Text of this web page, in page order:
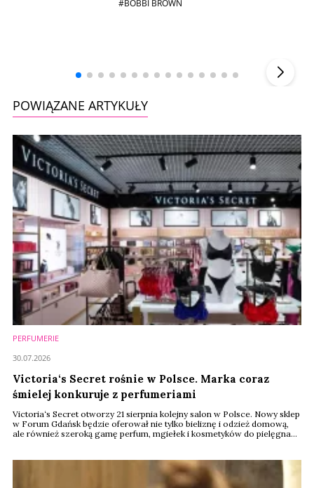
#BOBBI BROWN
POWIĄZANE ARTYKUŁY
PERFUMERIE
Victoria‘s Secret rośnie w Polsce. Marka coraz
śmielej konkuruje z perfumeriami
Victoria‘s Secret otworzy 21 sierpnia kolejny salon w Polsce. Nowy sklep
w Forum Gdańsk będzie oferował nie tylko bieliznę i odzież domową,
ale również szeroką gamę perfum, mgiełek i kosmetyków do pielęgnacji
30.07.2026